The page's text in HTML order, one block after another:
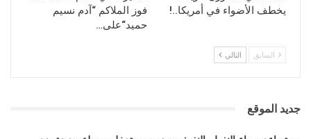
يخطف الأضواء في أمريكا..!
فوز الملاكم “آدم نسيم
حميد“على…
السابق التالي
جديد الموقع